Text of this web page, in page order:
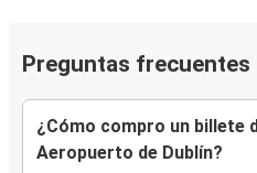
Preguntas frecuentes
¿Cómo compro un billete
Aeropuerto de Dublín?